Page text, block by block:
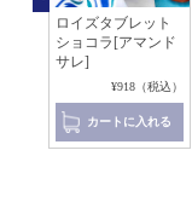
ロイズタブレット
ショコラ[アマンド
サレ]
¥918（税込）
カートに入れる